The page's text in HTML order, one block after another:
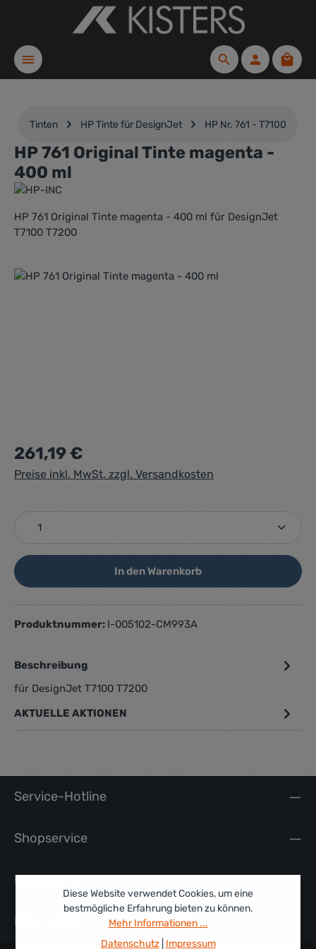
Zum Hauptinhalt springen
Tinten HP Tinte für DesignJet HP Nr. 761 - T7100
HP 761 Original Tinte magenta -
400 ml
HP 761 Original Tinte magenta - 400 ml für DesignJet
T7100 T7200
Bildergalerie überspringen
Regulärer Preis:
261,19 €
Preise inkl. MwSt. zzgl. Versandkosten
Produkt Anzahl: Gib den gewünschten Wert ein
In den Warenkorb
Produktnummer: I-005102-CM993A
Beschreibung
für DesignJet T7100 T7200
AKTUELLE AKTIONEN
Service-Hotline
Shopservice
Rechtliches
Information
Diese Website verwendet Cookies, um eine
bestmögliche Erfahrung bieten zu können.
Mehr Informationen ...
Datenschutz| Impressum